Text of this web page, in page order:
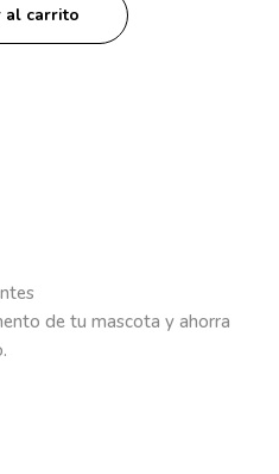
al carrito
de tu mascota y ahorra